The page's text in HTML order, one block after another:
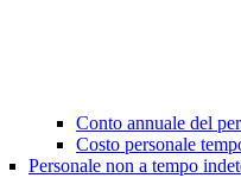
Conto annuale del
Costo personale
Personale non a tempo